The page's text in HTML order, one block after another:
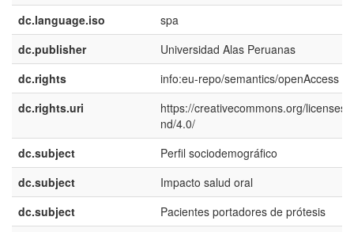
dc.language.iso
spa
dc.publisher
Universidad Alas Peruanas
dc.rights
info:eu-repo/semantics/openAccess
dc.rights.uri
https://creativecommons.org/licenses/
nd/4.0/
dc.subject
Perfil sociodemográfico
dc.subject
Impacto salud oral
dc.subject
Pacientes portadores de prótesis